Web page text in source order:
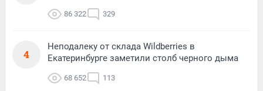
86 322 329
4
Неподалеку от склада Wildberries в
Екатеринбурге заметили столб черного дыма
68 652 113